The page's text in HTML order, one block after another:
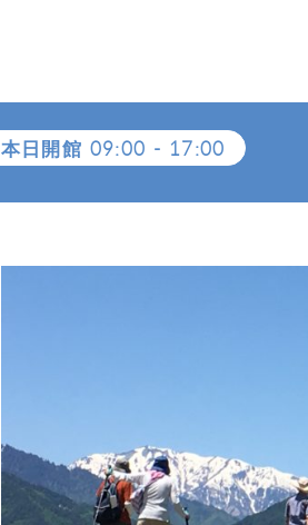
本日開館 09:00 - 17:00